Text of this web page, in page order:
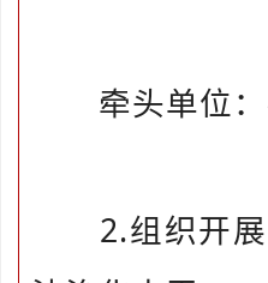
牵头单位：
2.组织开展